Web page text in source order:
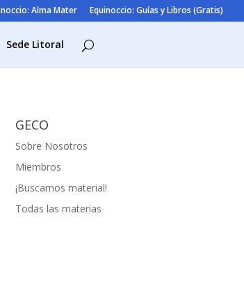
Alma Mater Equinoccio: Guías y Libros (Gratis)
Sede Litoral
GECO
Sobre Nosotros
Miembros
¡Buscamos material!
Todas las materias